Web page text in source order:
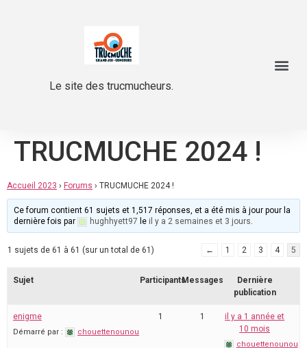
Le site des trucmucheurs.
TRUCMUCHE 2024 !
Accueil 2023 › Forums › TRUCMUCHE 2024 !
Ce forum contient 61 sujets et 1,517 réponses, et a été mis à jour pour la
dernière fois par
hughhyett97 le il y a 2 semaines et 3 jours.
1 sujets de 61 à 61 (sur un total de 61) ← 1 2 3 4 5
Sujet ParticipantsMessages
Dernière
publication
enigme
Démarré par : chouettenounou
1 1
il y a 1 année et
10 mois
chouettenounou